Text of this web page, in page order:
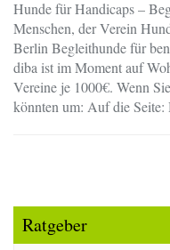
Hunde für Handicaps –
Menschen, der Verein
Berlin Begleithunde für
diba ist im Moment auf
Vereine je 1000€. Wenn
könnten um: Auf die
Ratgeber